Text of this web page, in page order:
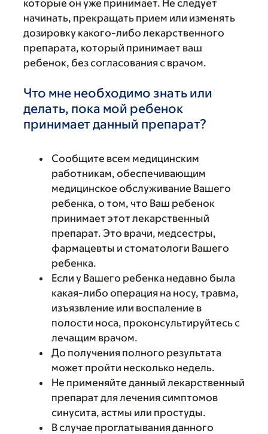
которые он уже принимает. Не следует
начинать, прекращать прием или изменять
дозировку какого-либо лекарственного
препарата, который принимает ваш
ребенок, без согласования с врачом.
Что мне необходимо знать или
делать, пока мой ребенок
принимает данный препарат?
Сообщите всем медицинским
работникам, обеспечивающим
медицинское обслуживание Вашего
ребенка, о том, что Ваш ребенок
принимает этот лекарственный
препарат. Это врачи, медсестры,
фармацевты и стоматологи Вашего
ребенка.
Если у Вашего ребенка недавно была
какая-либо операция на носу, травма,
изъязвление или воспаление в
полости носа, проконсультируйтесь с
лечащим врачом.
До получения полного результата
может пройти несколько недель.
Не применяйте данный лекарственный
препарат для лечения симптомов
синусита, астмы или простуды.
В случае проглатывания данного